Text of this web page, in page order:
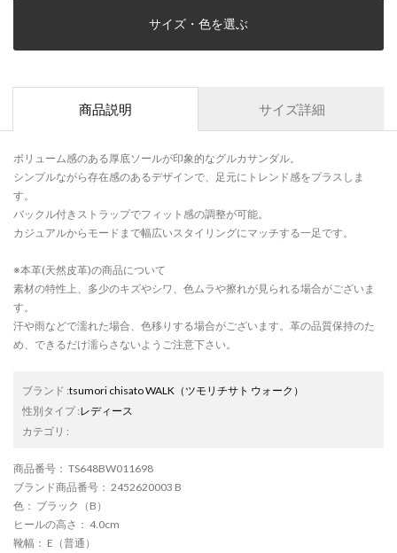
サイズ・色を選ぶ
商品説明 サイズ詳細
ボリューム感のある厚底ソールが印象的なグルカサンダル。
シンプルながら存在感のあるデザインで、足元にトレンド感をプラスしま
す。
バックル付きストラップでフィット感の調整が可能。
カジュアルからモードまで幅広いスタイリングにマッチする一足です。
※本革(天然皮革)の商品について
素材の特性上、多少のキズやシワ、色ムラや擦れが見られる場合がございま
す。
汗や雨などで濡れた場合、色移りする場合がございます。革の品質保持のた
め、できるだけ濡らさないようご注意下さい。
ブランド :tsumori chisato WALK （ツモリチサト ウォーク）
性別タイプ:レディース
カテゴリ :
商品番号 ： TS648BW011698
ブランド商品番号 ： 2452620003 B
色 ： ブラック（B）
ヒールの高さ ： 4.0cm
靴幅 ： E（普通）